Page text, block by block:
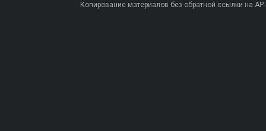
Копирование материалов без обратной ссылки на